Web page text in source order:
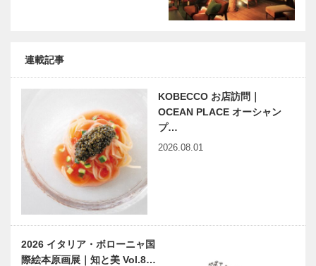
連載記事
KOBECCO お店訪問｜
OCEAN PLACE オーシャン
プ…
2026.08.01
2026 イタリア・ボローニャ国
際絵本原画展｜知と美 Vol.8…